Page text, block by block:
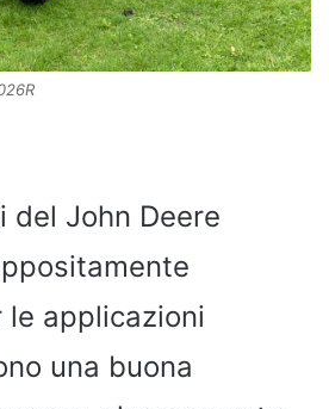
del John Deere
applicazioni
una buona